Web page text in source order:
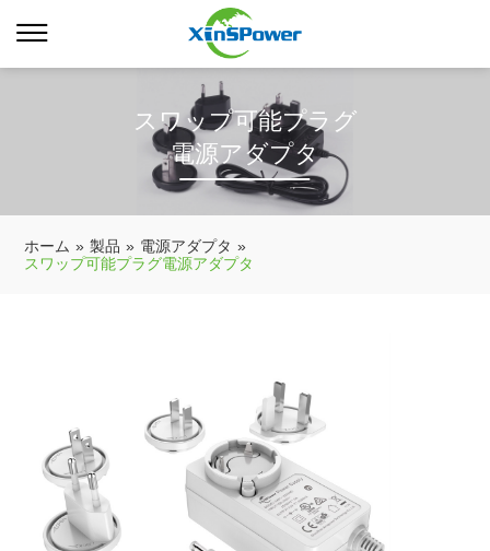
スワップ可能プラグ
電源アダプタ
ホーム » 製品 » 電源アダプタ »
スワップ可能プラグ電源アダプタ